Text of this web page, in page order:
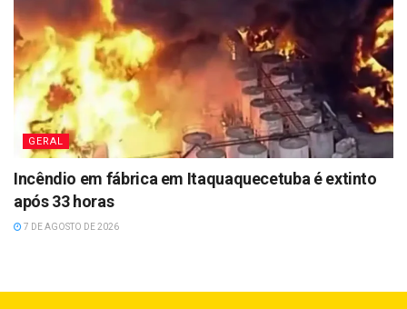
GERAL
Incêndio em fábrica em Itaquaquecetuba é extinto
após 33 horas
7 DE AGOSTO DE 2026